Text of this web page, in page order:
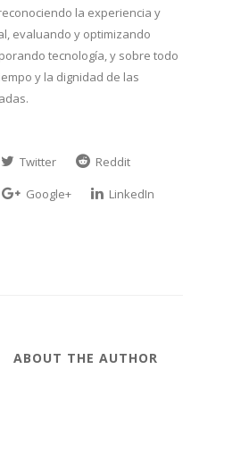
la experiencia y
evaluando y optimizando
tecnología, y sobre todo
y la dignidad de las
Twitter
Reddit
Google+
LinkedIn
ABOUT THE AUTHOR